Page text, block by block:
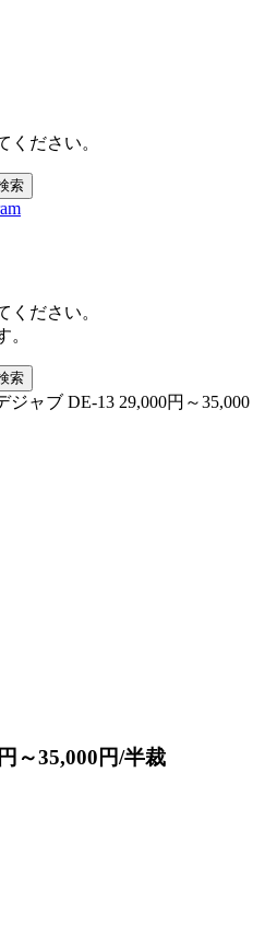
ください。
索
ください。
。
索
ジャブ DE-13 29,000円～35,000
～35,000円/半裁